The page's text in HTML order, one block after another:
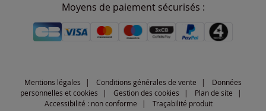
Moyens de paiement sécurisés :
Mentions légales Conditions générales de vente
Données
personnelles et cookies
Gestion des cookies
Plan de site
Accessibilité : non conforme
Traçabilité produit